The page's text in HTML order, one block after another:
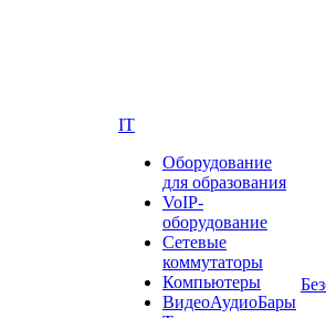
IT
Оборудование
для образования
VoIP-
оборудование
Сетевые
коммутаторы
Компьютеры
ВидеоАудиоБары